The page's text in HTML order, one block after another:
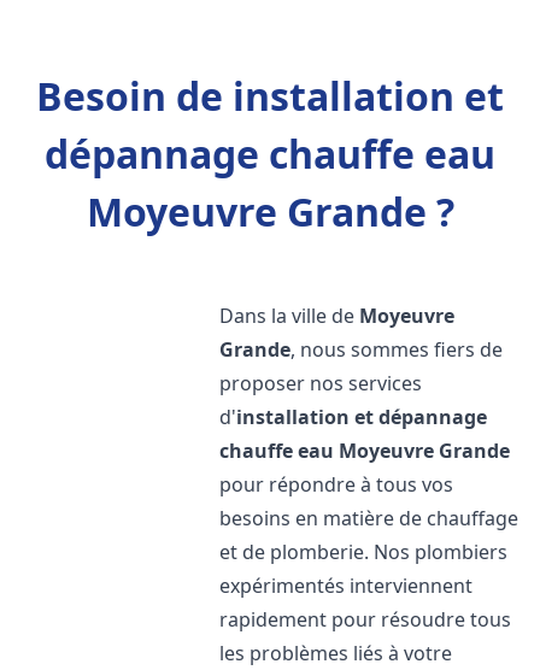
Besoin de installation et
dépannage chauffe eau
Moyeuvre Grande ?
Dans la ville de Moyeuvre
Grande, nous sommes fiers de
proposer nos services
d'installation et dépannage
chauffe eau Moyeuvre Grande
pour répondre à tous vos
besoins en matière de chauffage
et de plomberie. Nos plombiers
expérimentés interviennent
rapidement pour résoudre tous
les problèmes liés à votre